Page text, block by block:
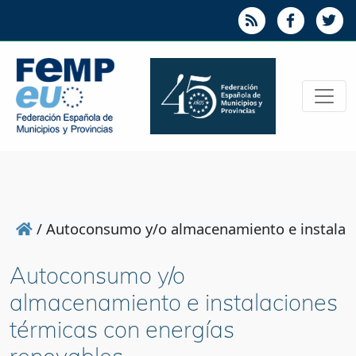
/ Autoconsumo y/o almacenamiento e
Autoconsumo y/o
almacenamiento e instalaciones
térmicas con energías